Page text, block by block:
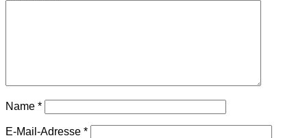
Name *
E-Mail-Adresse *